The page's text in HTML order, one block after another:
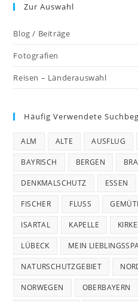
Zur Auswahl
Blog / Beiträge
Fotografien
Reisen – Länderauswahl
Häufig Verwendete
ALM ALTE AUSFLUG
BAYRISCH BERGEN
DENKMALSCHUTZ ESSEN
FISCHER FLUSS
ISARTAL KAPELLE
LÜBECK MEIN
NATURSCHUTZGEBIET
NORWEGEN OBERBAYERN